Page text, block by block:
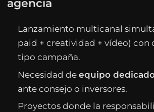
agencia
Lanzamiento multicanal
paid + creatividad + vídeo) con
tipo campaña.
Necesidad deequipo
ante consejo o inversores.
Proyectos donde la